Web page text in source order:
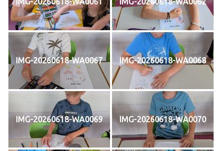
IMG-20260618-WA0067 IMG-20260618-WA0068
IMG-20260618-WA0069 IMG-20260618-WA0070